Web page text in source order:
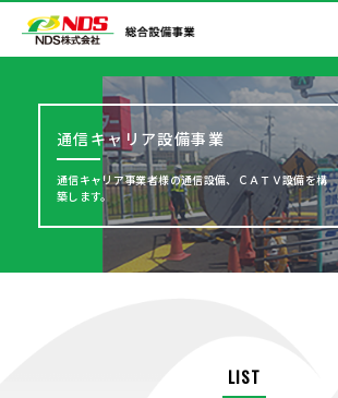
通信キャリア設備事業
通信キャリア事業者様の通信設備、ＣＡＴＶ設備を構
築します。
LIST